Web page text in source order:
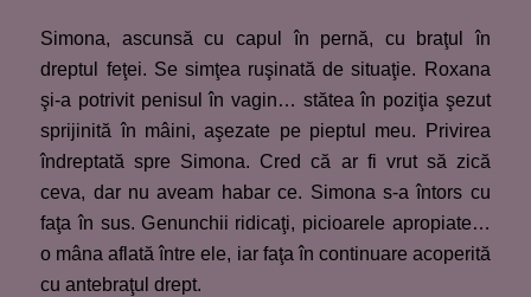
Simona, ascunsă cu capul în pernă, cu braţul în
dreptul feţei. Se simţea ruşinată de situaţie. Roxana
şi-a potrivit penisul în vagin… stătea în poziţia şezut
sprijinită în mâini, aşezate pe pieptul meu. Privirea
îndreptată spre Simona. Cred că ar fi vrut să zică
ceva, dar nu aveam habar ce. Simona s-a întors cu
faţa în sus. Genunchii ridicaţi, picioarele apropiate…
o mâna aflată între ele, iar faţa în continuare acoperită
cu antebraţul drept.